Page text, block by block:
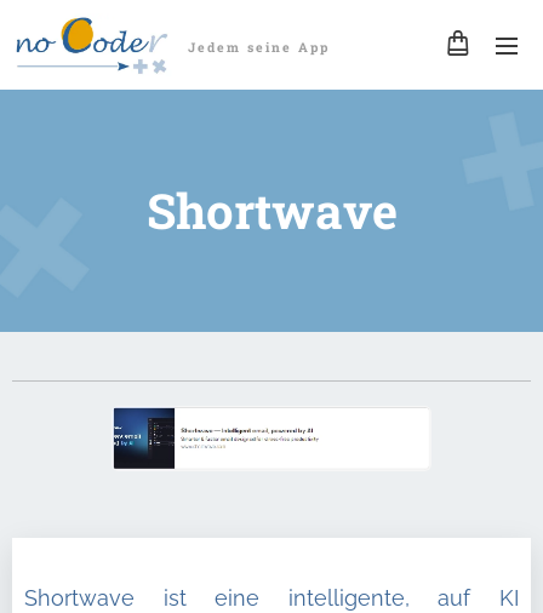
Jedem seine App
Shortwave
Shortwave ist eine intelligente, auf KI